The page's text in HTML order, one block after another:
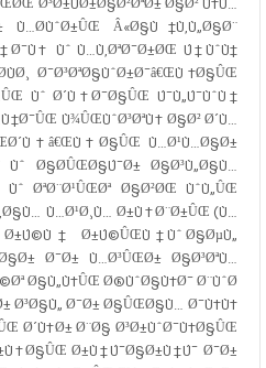
Ø³Ø±ÙØ±Ø§Ø²ØªØ± Ø§Ø² Ù‡Ù…
Â«Ø§Ù†Ù‚Ù„Ø§Ø¨
Ùˆ Ù…Ù‚ØªØ¯Ø±ØŒ Ú†ÙˆÙ†
Ø¯Ø³ØªØ§ÙˆØ±Ø¯â€ŒÙ‡Ø§ÛŒ
Ùˆ Ø´Ù‡Ø¯Ø§ÛŒ Ú¯Ù„Ú¯ÙˆÙ†
Ù¾ÛŒÙˆØ³ØªÙ‡ Ø§Ø² Ø´Ù…
Ù…Ø¹Ù…Ø§Ø±
Ø§Ø­ÛŒØ§Ú¯Ø± Ø§Ø³Ù„Ø§Ù…
ØªØ¨Ø¹ÛŒØª Ø§Ø²ØŒ ÙˆÙ„ÛŒ
Ù…Ø¹Ø¸Ù… Ø±Ù‡Ø¨Ø±ÛŒ (Ù…
Ø±Ú©ÛŒÙ† Ùˆ Ø§ØµÙ„
Ø¯Ø± Ù…Ø³ÛŒØ± Ø§Ø³ØªÙ…
Ø§Ù„Ù‡ÛŒ Ø®ÙˆØ§Ù‡Ø¯ Ø¨ÙˆØ¯.
Ø³Ø§Ù„ Ø¯Ø± Ø§ÛŒØ§Ù… Ø¯Ù‡Ù‡
Ø´Ù‡Ø± Ø¨Ø§ Ø³Ø±ÙˆØ¯Ù‡Ø§ÛŒ
Ø±Ù†Ú¯Ø§Ø±Ù†Ú¯ Ø¯Ø±